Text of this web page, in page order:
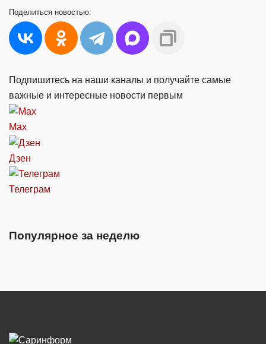
Поделиться новостью:
Подпишитесь на наши каналы и получайте самые
важные и интересные новости первым
Max
Дзен
Телеграм
Популярное за неделю